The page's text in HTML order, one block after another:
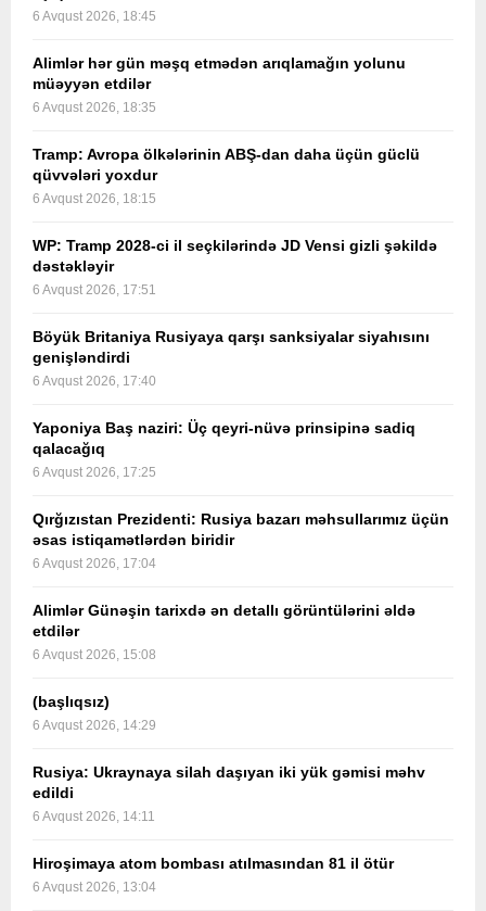
6 Avqust 2026, 18:45
Alimlər hər gün məşq etmədən arıqlamağın yolunu
müəyyən etdilər
6 Avqust 2026, 18:35
Tramp: Avropa ölkələrinin ABŞ-dan daha üçün güclü
qüvvələri yoxdur
6 Avqust 2026, 18:15
WP: Tramp 2028-ci il seçkilərində JD Vensi gizli şəkildə
dəstəkləyir
6 Avqust 2026, 17:51
Böyük Britaniya Rusiyaya qarşı sanksiyalar siyahısını
genişləndirdi
6 Avqust 2026, 17:40
Yaponiya Baş naziri: Üç qeyri-nüvə prinsipinə sadiq
qalacağıq
6 Avqust 2026, 17:25
Qırğızıstan Prezidenti: Rusiya bazarı məhsullarımız üçün
əsas istiqamətlərdən biridir
6 Avqust 2026, 17:04
Alimlər Günəşin tarixdə ən detallı görüntülərini əldə
etdilər
6 Avqust 2026, 15:08
(başlıqsız)
6 Avqust 2026, 14:29
Rusiya: Ukraynaya silah daşıyan iki yük gəmisi məhv
edildi
6 Avqust 2026, 14:11
Hiroşimaya atom bombası atılmasından 81 il ötür
6 Avqust 2026, 13:04